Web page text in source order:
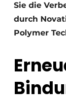
Sie die
durch
Polymer